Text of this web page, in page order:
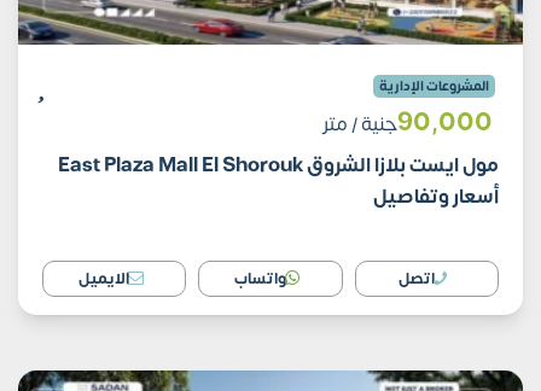
المشروعات الإدارية
90٬000جنية/ متر
مول ايست بلازا الشروق East Plaza Mall El Shorouk
أسعار وتفاصيل
اتصل واتساب الايميل